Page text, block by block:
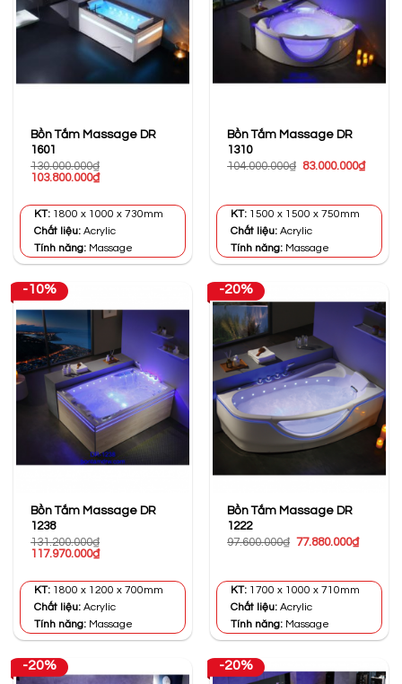
Bồn Tắm Massage DR
1601
130.000.000₫
Giá
130.000.000₫.
103.800.000₫Giá
là:
KT: 1800 x 1000 x 730mm
Chất liệu: Acrylic
Tính năng: Massage
Bồn Tắm Massage DR
1310
104.000.000₫ Giá
83.000.000₫Giá
KT: 1500 x 1500 x 750mm
Chất liệu: Acrylic
Tính năng: Massage
-10%
Bồn Tắm Massage DR
1238
131.200.000₫
Giá
131.200.000₫.
117.970.000₫Giá
là:
KT: 1800 x 1200 x 700mm
Chất liệu: Acrylic
Tính năng: Massage
-20%
Bồn Tắm Massage DR
1222
97.600.000₫ Giá
77.880.000₫Giá
KT: 1700 x 1000 x 710mm
Chất liệu: Acrylic
Tính năng: Massage
-20% -20%